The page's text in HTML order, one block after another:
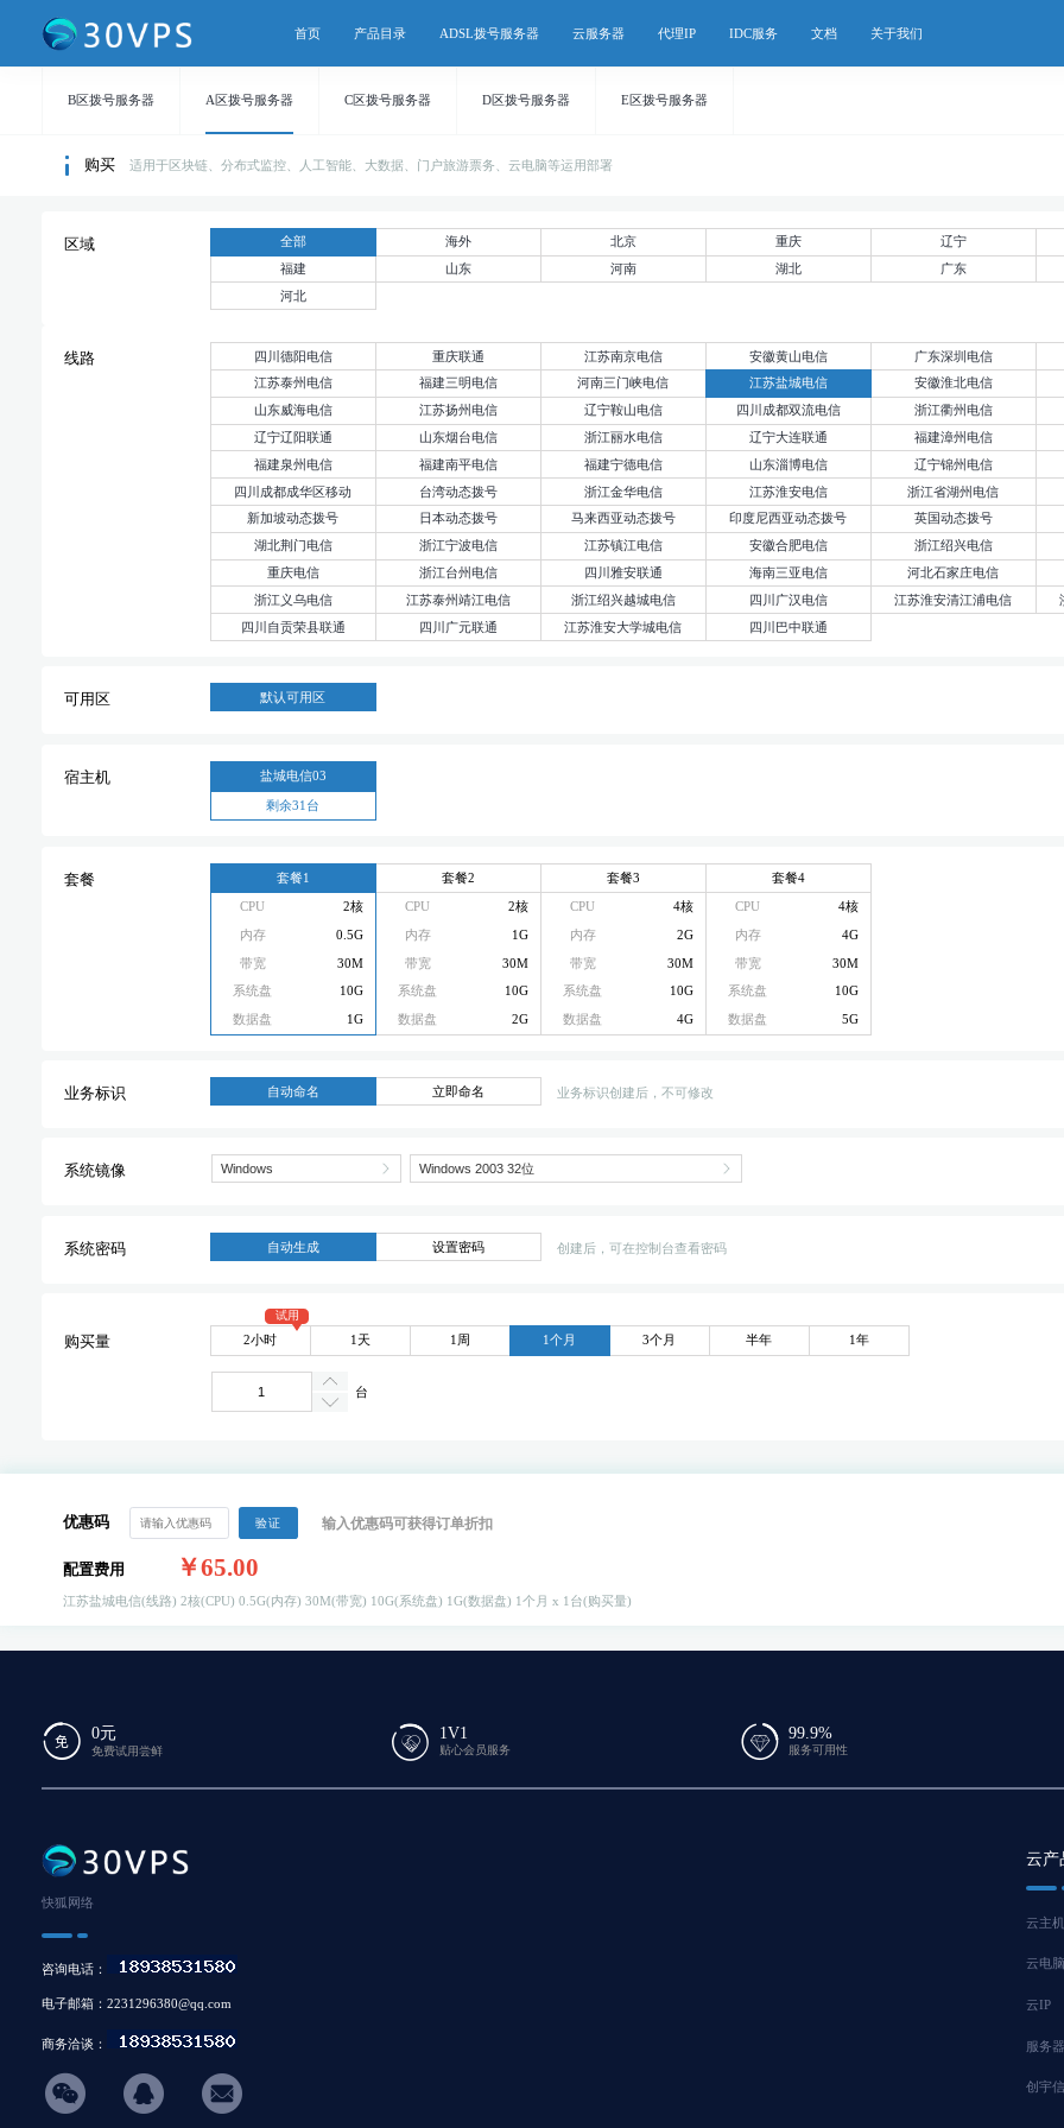
首页 产品目录 ADSL拨号服务器 云服务器 代理IP IDC服务 文档 关于我们
B区拨号服务器 A区拨号服务器 C区拨号服务器 D区拨号服务器 E区拨号服务器
购买 适用于区块链、分布式监控、人工智能、大数据、门户旅游票务、云电脑等运用部署
区域 全部 海外 北京 重庆
辽宁
福建
山东 河南 湖北
广东
河北
线路 四川德阳电信 重庆联通 江苏南京电信 安徽黄山电信
广东深圳电信
江苏泰州电信
福建三明电信 河南三门峡电信 江苏盐城电信
安徽淮北电信
山东威海电信
江苏扬州电信 辽宁鞍山电信 四川成都双流电信
浙江衢州电信
辽宁辽阳联通
山东烟台电信 浙江丽水电信 辽宁大连联通
福建漳州电信
福建泉州电信
福建南平电信 福建宁德电信 山东淄博电信
辽宁锦州电信
四川成都成华区移动
台湾动态拨号 浙江金华电信 江苏淮安电信
浙江省湖州电信
新加坡动态拨号
日本动态拨号 马来西亚动态拨号 印度尼西亚动态拨号
英国动态拨号
湖北荆门电信
浙江宁波电信 江苏镇江电信 安徽合肥电信
浙江绍兴电信
重庆电信
浙江台州电信 四川雅安联通 海南三亚电信
河北石家庄电信
浙江义乌电信
江苏泰州靖江电信 浙江绍兴越城电信 四川广汉电信 江苏淮安清江浦电信
四川自贡荣县联通
四川广元联通 江苏淮安大学城电信 四川巴中联通
可用区 默认可用区
宿主机 盐城电信03
剩余31台
套餐 套餐1
CPU
2核
内存
0.5G
带宽
30M
系统盘
10G
数据盘
1G
套餐2
CPU
2核
内存
1G
带宽
30M
系统盘
10G
数据盘
2G
套餐3
CPU
4核
内存
2G
带宽
30M
系统盘
10G
数据盘
4G
套餐4
CPU
4核
内存
4G
带宽
30M
系统盘
10G
数据盘
5G
业务标识 自动命名 立即命名 业务标识创建后，不可修改
系统镜像
系统密码 自动生成 设置密码 创建后，可在控制台查看密码
购买量 2小时
试用
1天 1周 1个月 3个月 半年 1年
台
优惠码 验证 输入优惠码可获得订单折扣
配置费用 ￥65.00
江苏盐城电信(线路) 2核(CPU) 0.5G(内存) 30M(带宽) 10G(系统盘) 1G(数据盘) 1个月 x 1台(购买量)
0元
免费试用尝鲜
1V1
贴心会员服务
99.9%
服务可用性
快狐网络
咨询电话：
电子邮箱：2231296380@qq.com
商务洽谈：
hicon34
云产
云主
云电
云IP
服务
创宇